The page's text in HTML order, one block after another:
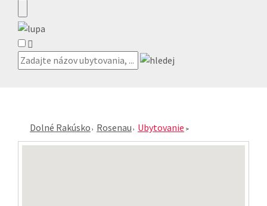
Dolné Rakúsko Rosenau Ubytovanie